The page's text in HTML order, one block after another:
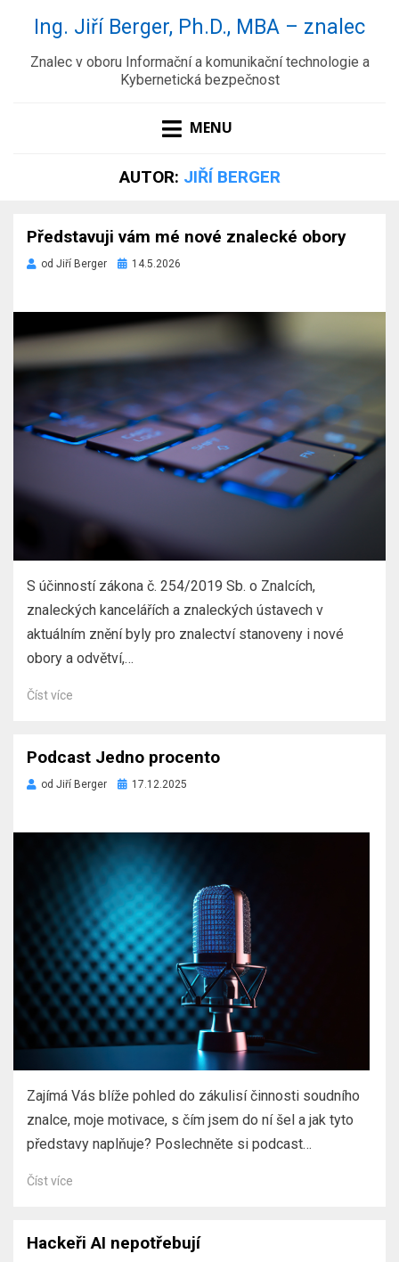
Ing. Jiří Berger, Ph.D., MBA – znalec
Znalec v oboru Informační a komunikační technologie a
Kybernetická bezpečnost
MENU
AUTOR: JIŘÍ BERGER
Představuji vám mé nové znalecké obory
od Jiří Berger
Zveřejněno
14.5.2026
S účinností zákona č. 254/2019 Sb. o Znalcích,
znaleckých kancelářích a znaleckých ústavech v
aktuálním znění byly pro znalectví stanoveny i nové
obory a odvětví,…
Číst více
Podcast Jedno procento
od Jiří Berger
Zveřejněno
17.12.2025
Zajímá Vás blíže pohled do zákulisí činnosti soudního
znalce, moje motivace, s čím jsem do ní šel a jak tyto
představy naplňuje? Poslechněte si podcast…
Číst více
Hackeři AI nepotřebují